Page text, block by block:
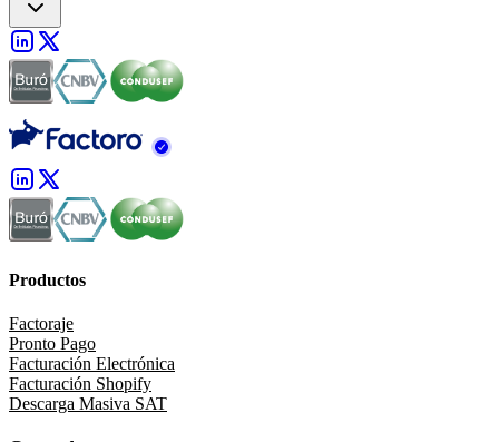
Productos
Factoraje
Pronto Pago
Facturación Electrónica
Facturación Shopify
Descarga Masiva SAT